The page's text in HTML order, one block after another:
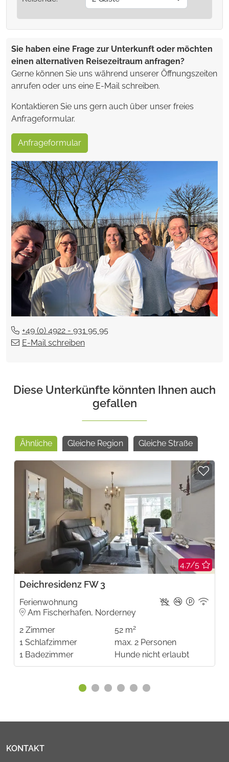
Sie haben eine Frage zur Unterkunft oder möchten
einen alternativen Reisezeitraum anfragen?
Gerne können Sie uns während unserer Öffnungszeiten
anrufen oder uns eine E-Mail schreiben.
Kontaktieren Sie uns gern auch über unser freies
Anfrageformular.
Anfrageformular
+49 (0) 4922 - 931 95 95
E-Mail schreiben
Diese Unterkünfte könnten Ihnen auch
gefallen
Ähnliche Gleiche Region Gleiche Straße
4.7/5
Deichresidenz FW 3
Ferienwohnung
Am Fischerhafen, Norderney
2 Zimmer
1 Schlafzimmer
1 Badezimmer
52 m2
max. 2 Personen
Hunde nicht erlaubt
KONTAKT